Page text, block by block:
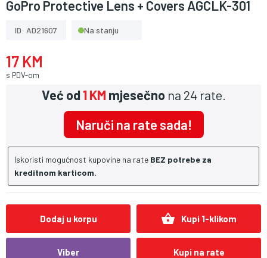
GoPro Protective Lens + Covers AGCLK-301
ID: AD21607 Na stanju
17 KM
s PDV-om
Već od1 KM mjesečno na 24 rate.
Naruči na rate sada!
Iskoristi mogućnost kupovine na rate BEZ potrebe za
kreditnom karticom.
Dodaj u korpu shopping_basket Kupi 1-klikom
Viber Kupi na rate